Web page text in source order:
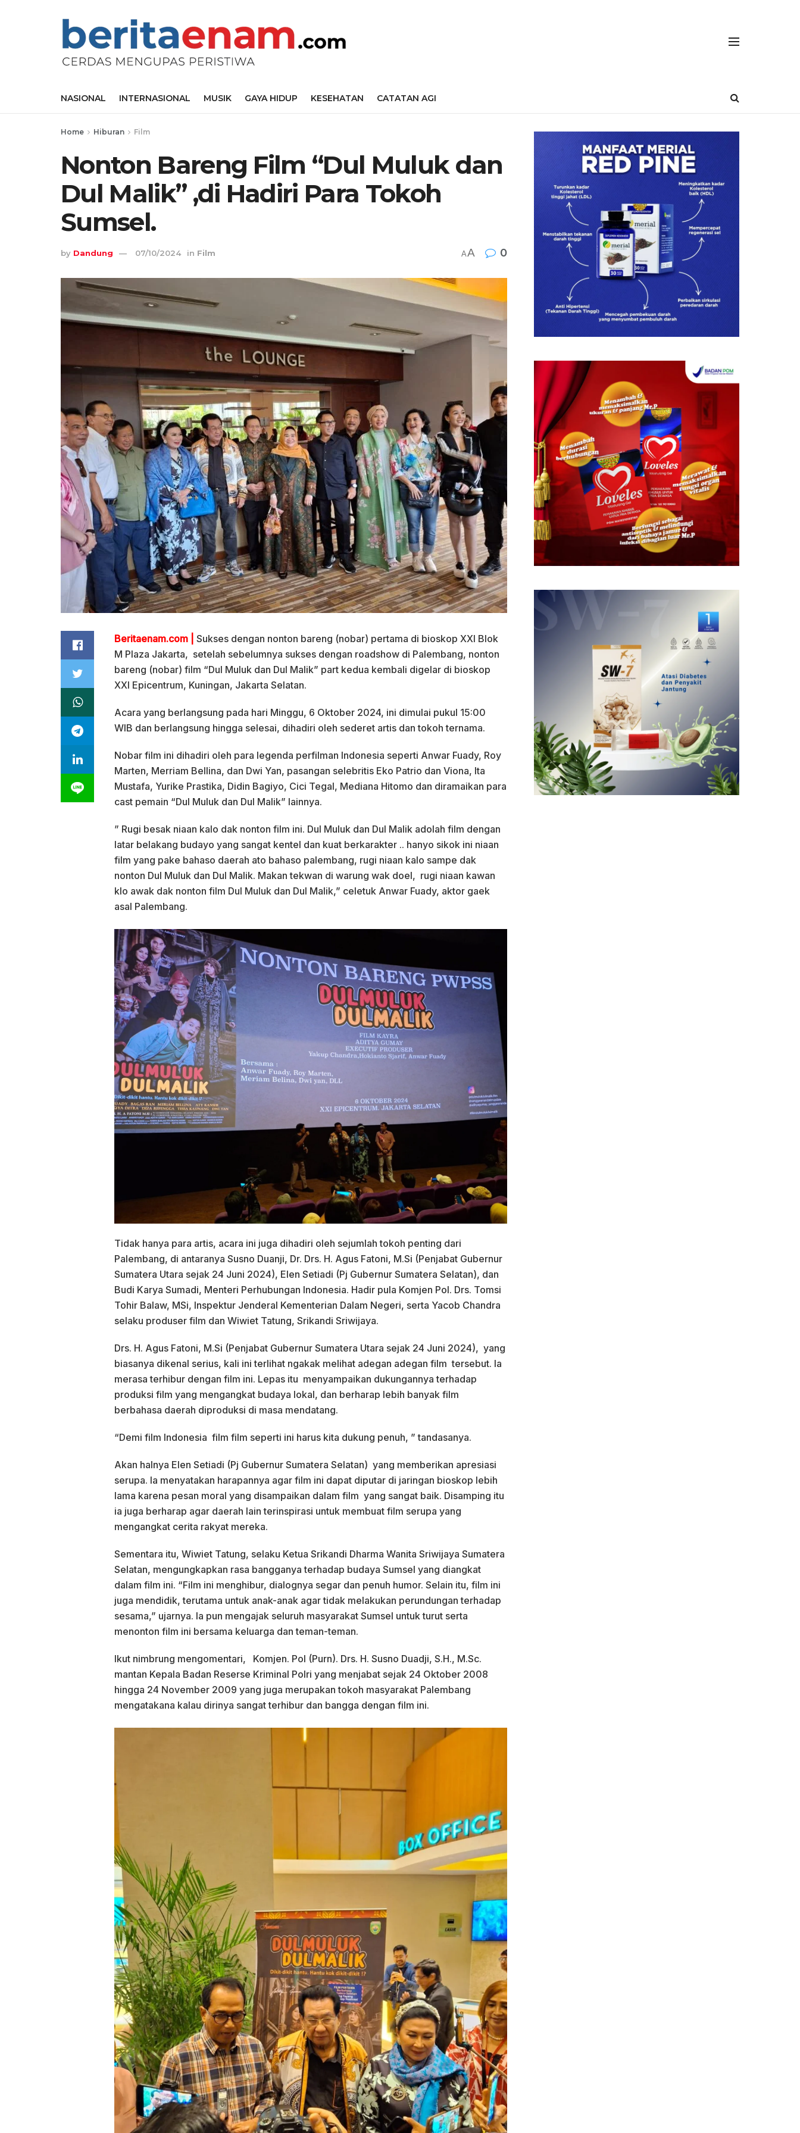
NASIONAL INTERNASIONAL MUSIK GAYA HIDUP KESEHATAN CATATAN AGI
Home Hiburan Film
Nonton Bareng Film “Dul Muluk dan
Dul Malik” ,di Hadiri Para Tokoh
Sumsel.
by Dandung 07/10/2024 in Film AA 0
Beritaenam.com |
Sukses dengan nonton bareng (nobar) pertama di bioskop XXI Blok
M Plaza Jakarta, setelah sebelumnya sukses dengan roadshow di Palembang, nonton
bareng (nobar) film “Dul Muluk dan Dul Malik” part kedua kembali digelar di bioskop
XXI Epicentrum, Kuningan, Jakarta Selatan.
Acara yang berlangsung pada hari Minggu, 6 Oktober 2024, ini dimulai pukul 15:00
WIB dan berlangsung hingga selesai, dihadiri oleh sederet artis dan tokoh ternama.
Nobar film ini dihadiri oleh para legenda perfilman Indonesia seperti Anwar Fuady, Roy
Marten, Merriam Bellina, dan Dwi Yan, pasangan selebritis Eko Patrio dan Viona, Ita
Mustafa, Yurike Prastika, Didin Bagiyo, Cici Tegal, Mediana Hitomo dan diramaikan para
cast pemain “Dul Muluk dan Dul Malik” lainnya.
” Rugi besak niaan kalo dak nonton film ini. Dul Muluk dan Dul Malik adolah film dengan
latar belakang budayo yang sangat kentel dan kuat berkarakter .. hanyo sikok ini niaan
film yang pake bahaso daerah ato bahaso palembang, rugi niaan kalo sampe dak
nonton Dul Muluk dan Dul Malik. Makan tekwan di warung wak doel, rugi niaan kawan
klo awak dak nonton film Dul Muluk dan Dul Malik,” celetuk Anwar Fuady, aktor gaek
asal Palembang.
Tidak hanya para artis, acara ini juga dihadiri oleh sejumlah tokoh penting dari
Palembang, di antaranya Susno Duanji, Dr. Drs. H. Agus Fatoni, M.Si (Penjabat Gubernur
Sumatera Utara sejak 24 Juni 2024), Elen Setiadi (Pj Gubernur Sumatera Selatan), dan
Budi Karya Sumadi, Menteri Perhubungan Indonesia. Hadir pula Komjen Pol. Drs. Tomsi
Tohir Balaw, MSi, Inspektur Jenderal Kementerian Dalam Negeri, serta Yacob Chandra
selaku produser film dan Wiwiet Tatung, Srikandi Sriwijaya.
Drs. H. Agus Fatoni, M.Si (Penjabat Gubernur Sumatera Utara sejak 24 Juni 2024), yang
biasanya dikenal serius, kali ini terlihat ngakak melihat adegan adegan film tersebut. Ia
merasa terhibur dengan film ini. Lepas itu menyampaikan dukungannya terhadap
produksi film yang mengangkat budaya lokal, dan berharap lebih banyak film
berbahasa daerah diproduksi di masa mendatang.
“Demi film Indonesia film film seperti ini harus kita dukung penuh, ” tandasanya.
Akan halnya Elen Setiadi (Pj Gubernur Sumatera Selatan) yang memberikan apresiasi
serupa. Ia menyatakan harapannya agar film ini dapat diputar di jaringan bioskop lebih
lama karena pesan moral yang disampaikan dalam film yang sangat baik. Disamping itu
ia juga berharap agar daerah lain terinspirasi untuk membuat film serupa yang
mengangkat cerita rakyat mereka.
Sementara itu, Wiwiet Tatung, selaku Ketua Srikandi Dharma Wanita Sriwijaya Sumatera
Selatan, mengungkapkan rasa bangganya terhadap budaya Sumsel yang diangkat
dalam film ini. “Film ini menghibur, dialognya segar dan penuh humor. Selain itu, film ini
juga mendidik, terutama untuk anak-anak agar tidak melakukan perundungan terhadap
sesama,” ujarnya. Ia pun mengajak seluruh masyarakat Sumsel untuk turut serta
menonton film ini bersama keluarga dan teman-teman.
Ikut nimbrung mengomentari, Komjen. Pol (Purn). Drs. H. Susno Duadji, S.H., M.Sc.
mantan Kepala Badan Reserse Kriminal Polri yang menjabat sejak 24 Oktober 2008
hingga 24 November 2009 yang juga merupakan tokoh masyarakat Palembang
mengatakana kalau dirinya sangat terhibur dan bangga dengan film ini.